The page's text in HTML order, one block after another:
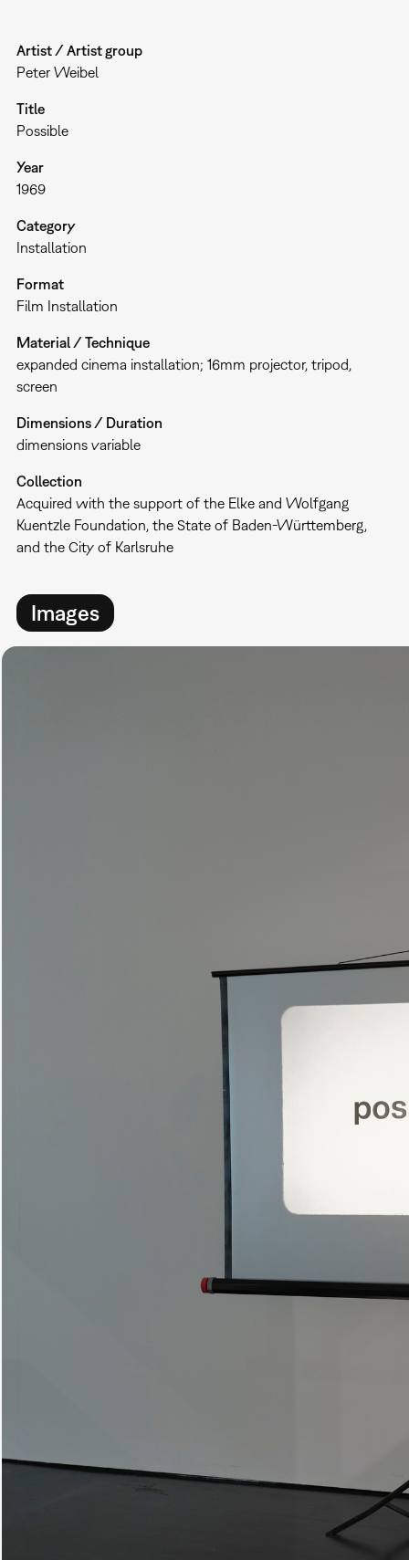
Artist / Artist group
Peter Weibel
Title
Possible
Year
1969
Category
Installation
Format
Film Installation
Material / Technique
expanded cinema installation; 16mm projector, tripod,
screen
Dimensions / Duration
dimensions variable
Collection
Acquired with the support of the Elke and Wolfgang
Kuentzle Foundation, the State of Baden-Württemberg,
and the City of Karlsruhe
Images